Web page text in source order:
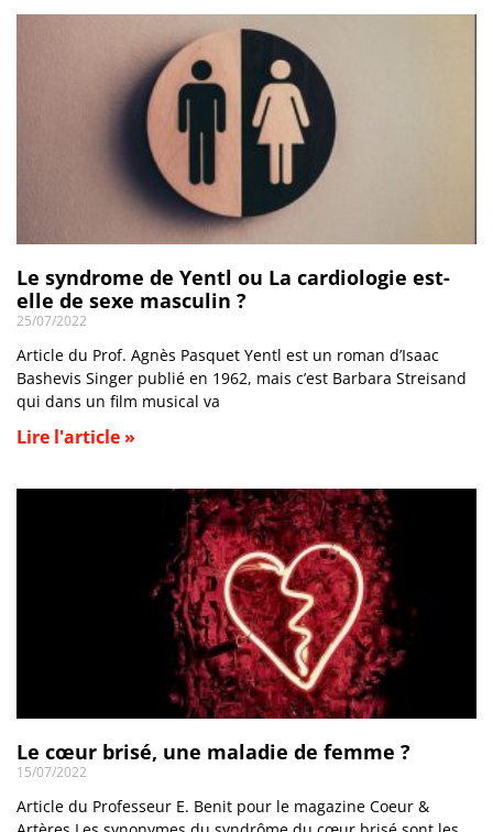
Le syndrome de Yentl ou La cardiologie est-
elle de sexe masculin ?
25/07/2022
Article du Prof. Agnès Pasquet Yentl est un roman d’Isaac
Bashevis Singer publié en 1962, mais c’est Barbara Streisand
qui dans un film musical va
Lire l'article »
Le cœur brisé, une maladie de femme ?
15/07/2022
Article du Professeur E. Benit pour le magazine Coeur &